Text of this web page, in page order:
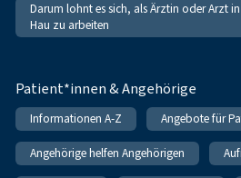
Darum lohnt es sich, als Ärztin oder Arzt
Hau zu arbeiten
Patient*innen & Angehörige
Informationen A-Z Angebote für
Angehörige helfen Angehörigen